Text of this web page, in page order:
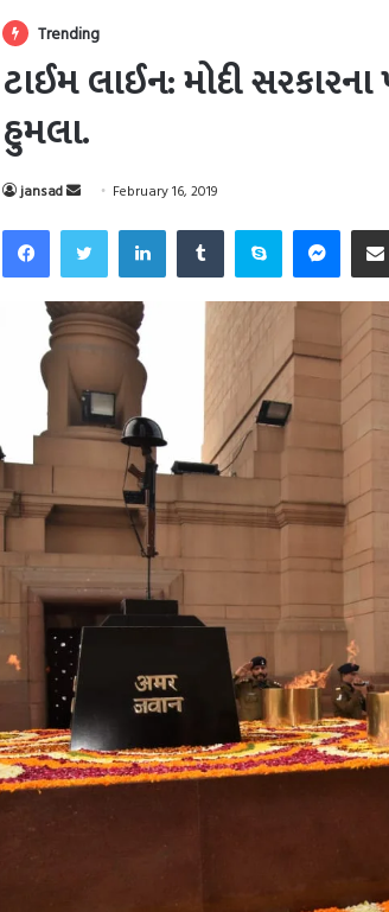
Trending
ટાઈમ લાઈન: મોદી
હુમલા.
jansad
Send
email
February 16, 2019
Facebook
TwitterLinkedInTumblrSkype